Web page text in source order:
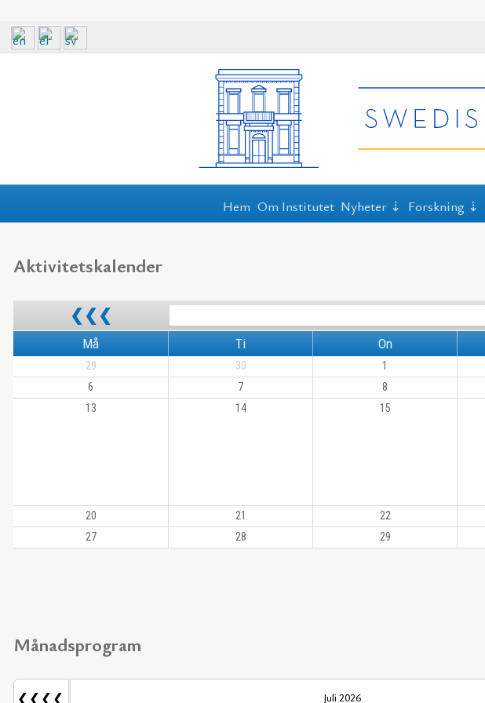
Hem Om Institutet Nyheter Forskning
Aktivitetskalender
❮❮❮
Må Ti On
29 30 1
6
7 8
13
14 15
20 21 22
27
28 29
Månadsprogram
❮❮❮❮ Juli 2026